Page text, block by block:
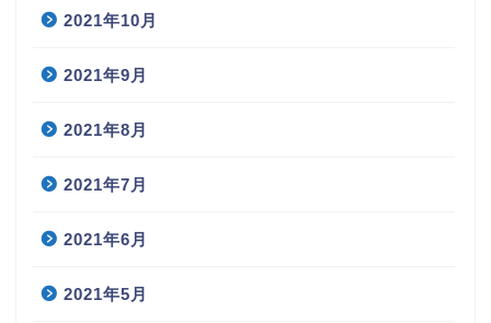
2021年10月
2021年9月
2021年8月
2021年7月
2021年6月
2021年5月